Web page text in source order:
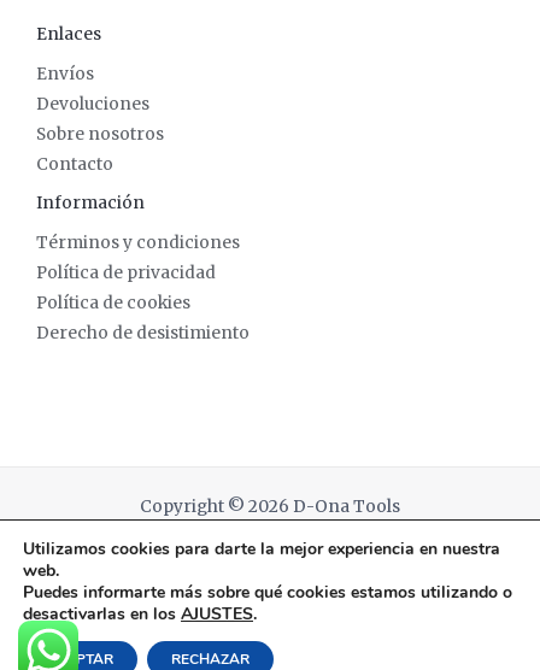
Enlaces
Envíos
Devoluciones
Sobre nosotros
Contacto
Información
Términos y condiciones
Política de privacidad
Política de cookies
Derecho de desistimiento
Copyright © 2026 D-Ona Tools
Powered by D-Ona Tools
Utilizamos cookies para darte la mejor experiencia en nuestra
web.
Puedes informarte más sobre qué cookies estamos utilizando o
desactivarlas en los AJUSTES.
ACEPTAR RECHAZAR
English(Inglés